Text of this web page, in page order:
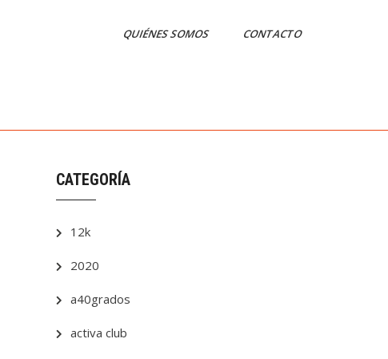
QUIÉNES SOMOS CONTACTO
CATEGORÍA
12k
2020
a40grados
activa club